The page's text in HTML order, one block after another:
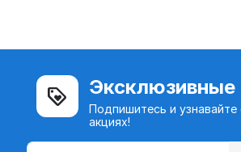
Эксклюзивные
Подпишитесь и узнавайте
акциях!